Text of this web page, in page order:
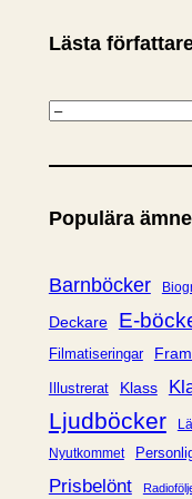
Lästa
K
t
g
r
i
Populära
Barnböcker
Deckare E-
Filmatiseringar
Illustrerat Klass
Ljudböcker
Nyutkommet
Prisbelönt